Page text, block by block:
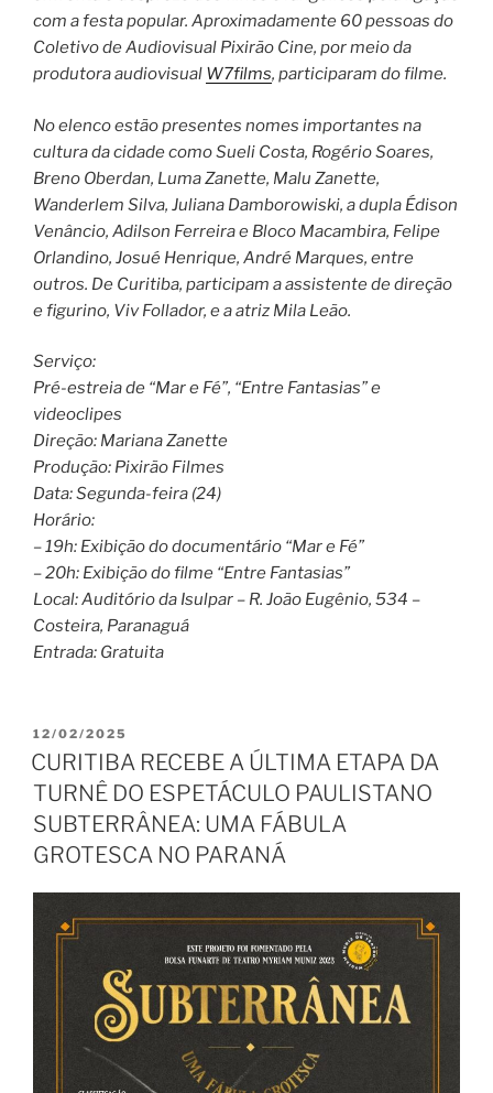
com a festa popular. Aproximadamente 60 pessoas do
Coletivo de Audiovisual Pixirão Cine, por meio da
produtora audiovisual W7films, participaram do filme.
No elenco estão presentes nomes importantes na
cultura da cidade como Sueli Costa, Rogério Soares,
Breno Oberdan, Luma Zanette, Malu Zanette,
Wanderlem Silva, Juliana Damborowiski, a dupla Édison
Venâncio, Adilson Ferreira e Bloco Macambira, Felipe
Orlandino, Josué Henrique, André Marques, entre
outros. De Curitiba, participam a assistente de direção
e figurino, Viv Follador, e a atriz Mila Leão.
Serviço:
Pré-estreia de “Mar e Fé”, “Entre Fantasias” e
videoclipes
Direção: Mariana Zanette
Produção: Pixirão Filmes
Data: Segunda-feira (24)
Horário:
– 19h: Exibição do documentário “Mar e Fé”
– 20h: Exibição do filme “Entre Fantasias”
Local: Auditório da Isulpar – R. João Eugênio, 534 –
Costeira, Paranaguá
Entrada: Gratuita
PUBLICADO
EM
12/02/2025
CURITIBA RECEBE A ÚLTIMA ETAPA DA
TURNÊ DO ESPETÁCULO PAULISTANO
SUBTERRÂNEA: UMA FÁBULA
GROTESCA NO PARANÁ